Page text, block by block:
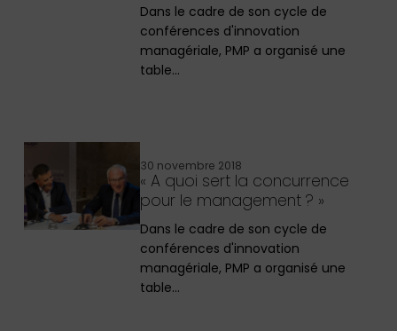
Dans le cadre de son cycle de
conférences d'innovation
managériale, PMP a organisé une
table…
30 novembre 2018
« A quoi sert la concurrence
pour le management ? »
Dans le cadre de son cycle de
conférences d'innovation
managériale, PMP a organisé une
table…